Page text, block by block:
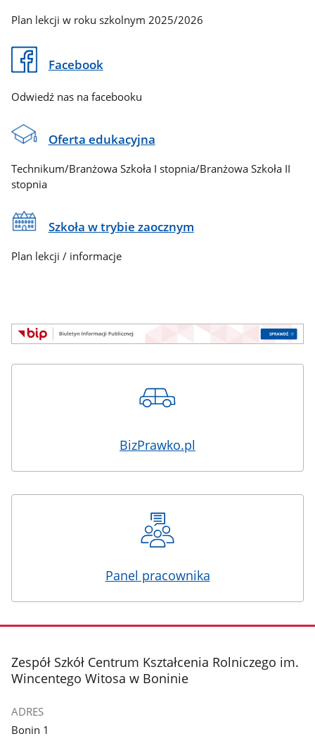
Plan lekcji w roku szkolnym 2025/2026
Facebook
Odwiedź nas na facebooku
Oferta edukacyjna
Technikum/Branżowa Szkoła I stopnia/Branżowa Szkoła II
stopnia
Szkoła w trybie zaocznym
Plan lekcji / informacje
BizPrawko.pl
Panel pracownika
stopka
Zespół Szkół Centrum Kształcenia Rolniczego im.
Wincentego Witosa w Boninie
ADRES
Bonin 1